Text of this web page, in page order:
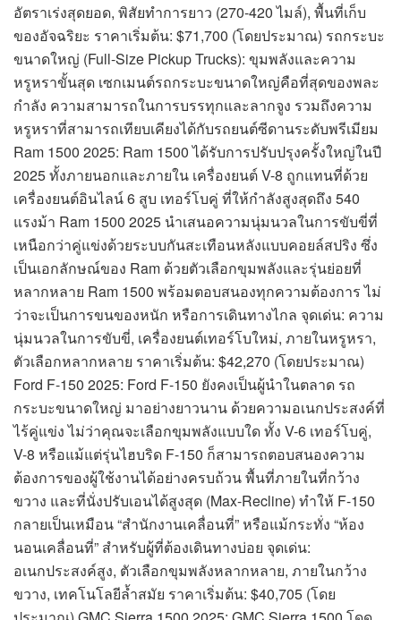
อัตราเร่งสุดยอด, พิสัยทำการยาว (270-420 ไมล์), พื้นที่เก็บ
ของอัจฉริยะ ราคาเริ่มต้น: $71,700 (โดยประมาณ) รถกระบะ
ขนาดใหญ่ (Full-Size Pickup Trucks): ขุมพลังและความ
หรูหราขั้นสุด เซกเมนต์รถกระบะขนาดใหญ่คือที่สุดของพละ
กำลัง ความสามารถในการบรรทุกและลากจูง รวมถึงความ
หรูหราที่สามารถเทียบเคียงได้กับรถยนต์ซีดานระดับพรีเมียม
Ram 1500 2025: Ram 1500 ได้รับการปรับปรุงครั้งใหญ่ในปี
2025 ทั้งภายนอกและภายใน เครื่องยนต์ V-8 ถูกแทนที่ด้วย
เครื่องยนต์อินไลน์ 6 สูบ เทอร์โบคู่ ที่ให้กำลังสูงสุดถึง 540
แรงม้า Ram 1500 2025 นำเสนอความนุ่มนวลในการขับขี่ที่
เหนือกว่าคู่แข่งด้วยระบบกันสะเทือนหลังแบบคอยล์สปริง ซึ่ง
เป็นเอกลักษณ์ของ Ram ด้วยตัวเลือกขุมพลังและรุ่นย่อยที่
หลากหลาย Ram 1500 พร้อมตอบสนองทุกความต้องการ ไม่
ว่าจะเป็นการขนของหนัก หรือการเดินทางไกล จุดเด่น: ความ
นุ่มนวลในการขับขี่, เครื่องยนต์เทอร์โบใหม่, ภายในหรูหรา,
ตัวเลือกหลากหลาย ราคาเริ่มต้น: $42,270 (โดยประมาณ)
Ford F-150 2025: Ford F-150 ยังคงเป็นผู้นำในตลาด รถ
กระบะขนาดใหญ่ มาอย่างยาวนาน ด้วยความอเนกประสงค์ที่
ไร้คู่แข่ง ไม่ว่าคุณจะเลือกขุมพลังแบบใด ทั้ง V-6 เทอร์โบคู่,
V-8 หรือแม้แต่รุ่นไฮบริด F-150 ก็สามารถตอบสนองความ
ต้องการของผู้ใช้งานได้อย่างครบถ้วน พื้นที่ภายในที่กว้าง
ขวาง และที่นั่งปรับเอนได้สูงสุด (Max-Recline) ทำให้ F-150
กลายเป็นเหมือน “สำนักงานเคลื่อนที่” หรือแม้กระทั่ง “ห้อง
นอนเคลื่อนที่” สำหรับผู้ที่ต้องเดินทางบ่อย จุดเด่น:
อเนกประสงค์สูง, ตัวเลือกขุมพลังหลากหลาย, ภายในกว้าง
ขวาง, เทคโนโลยีล้ำสมัย ราคาเริ่มต้น: $40,705 (โดย